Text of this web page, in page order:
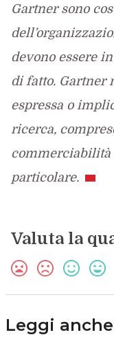
Gartner sono
devono essere
di fatto. Gartner
espressa o
ricerca,
commerciabilità
particolare.
Valuta la
Leggi